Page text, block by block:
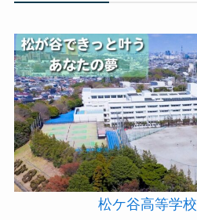
松ケ谷高等学校